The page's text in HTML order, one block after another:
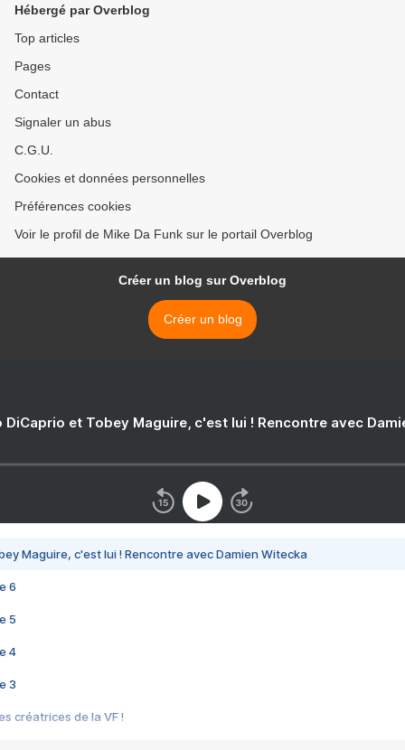
Hébergé par Overblog
Top articles
Pages
Contact
Signaler un abus
C.G.U.
Cookies et données personnelles
Préférences cookies
Voir le profil de Mike Da Funk sur le portail Overblog
Créer un blog sur Overblog
Créer un blog
DiCaprio et Tobey Maguire, c'est lui ! Rencontre avec
Maguire, c'est lui ! Rencontre avec Damien Witecka
6
5
4
3
créatrices de la VF !